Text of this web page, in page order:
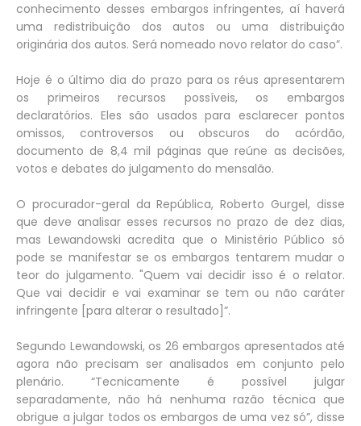
conhecimento desses embargos infringentes, aí haverá
uma redistribuição dos autos ou uma distribuição
originária dos autos. Será nomeado novo relator do caso”.
Hoje é o último dia do prazo para os réus apresentarem
os primeiros recursos possíveis, os embargos
declaratórios. Eles são usados para esclarecer pontos
omissos, controversos ou obscuros do acórdão,
documento de 8,4 mil páginas que reúne as decisões,
votos e debates do julgamento do mensalão.
O procurador-geral da República, Roberto Gurgel, disse
que deve analisar esses recursos no prazo de dez dias,
mas Lewandowski acredita que o Ministério Público só
pode se manifestar se os embargos tentarem mudar o
teor do julgamento. "Quem vai decidir isso é o relator.
Que vai decidir e vai examinar se tem ou não caráter
infringente [para alterar o resultado]”.
Segundo Lewandowski, os 26 embargos apresentados até
agora não precisam ser analisados em conjunto pelo
plenário. “Tecnicamente é possível julgar
separadamente, não há nenhuma razão técnica que
obrigue a julgar todos os embargos de uma vez só”, disse